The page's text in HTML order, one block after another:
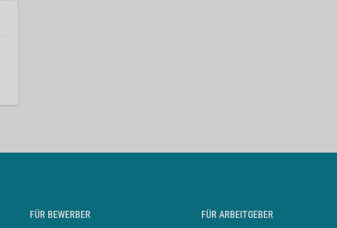
FÜR BEWERBER FÜR ARBEITGEBER